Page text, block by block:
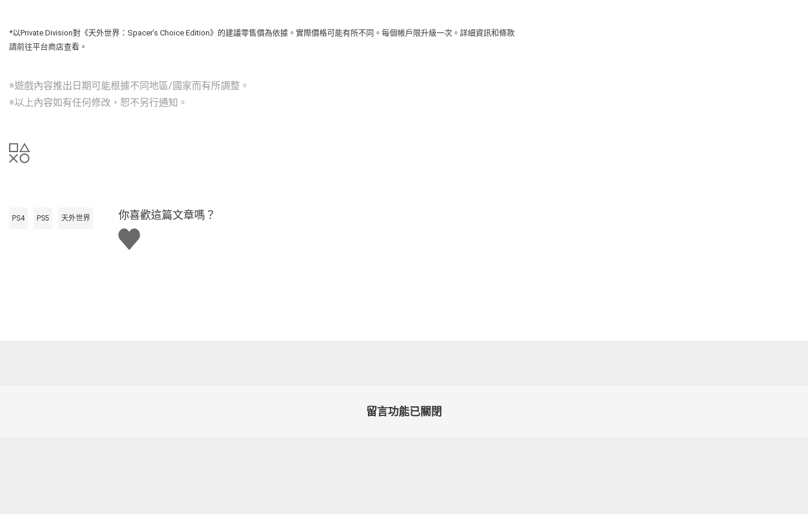
*以Private Division對《天外世界：Spacer’s Choice Edition》的建議零售價為依據。實際價格可能有所不同。每個帳戶限升級一次。詳細資訊和條款
請前往平台商店查看。
※遊戲內容推出日期可能根據不同地區/國家而有所調整。
※以上內容如有任何修改，恕不另行通知。
PS4 PS5 天外世界
你喜歡這篇文章嗎？
讚
留言功能已關閉